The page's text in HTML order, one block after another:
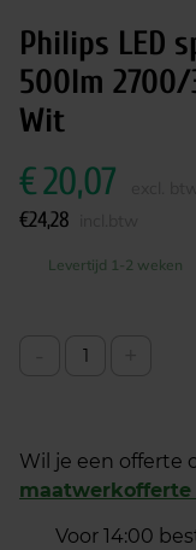
Philips LED
500lm
Wit
€20,07
€24,28
Levertijd 1-2 weken
Wil je een offerte
maatwerkofferte
Voor 14:00